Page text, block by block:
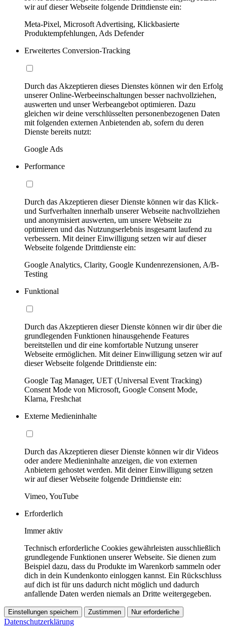
wir auf dieser Webseite folgende Drittdienste ein:
Meta-Pixel, Microsoft Advertising, Klickbasierte
Produktempfehlungen, Ads Defender
Erweitertes Conversion-Tracking
Durch das Akzeptieren dieses Dienstes können wir den Erfolg
unserer Online-Werbeeinschaltungen besser nachvollziehen,
auswerten und unser Werbeangebot optimieren. Dazu
gleichen wir deine verschlüsselten personenbezogenen Daten
mit folgenden externen Anbietenden ab, sofern du deren
Dienste bereits nutzt:
Google Ads
Performance
Durch das Akzeptieren dieser Dienste können wir das Klick-
und Surfverhalten innerhalb unserer Webseite nachvollziehen
und anonymisiert auswerten, um unsere Webseite zu
optimieren und das Nutzungserlebnis insgesamt laufend zu
verbessern. Mit deiner Einwilligung setzen wir auf dieser
Webseite folgende Drittdienste ein:
Google Analytics, Clarity, Google Kundenrezensionen, A/B-
Testing
Funktional
Durch das Akzeptieren dieser Dienste können wir dir über die
grundlegenden Funktionen hinausgehende Features
bereitstellen und dir eine komfortable Nutzung unserer
Webseite ermöglichen. Mit deiner Einwilligung setzen wir auf
dieser Webseite folgende Drittdienste ein:
Google Tag Manager, UET (Universal Event Tracking)
Consent Mode von Microsoft, Google Consent Mode,
Klarna, Freshchat
Externe Medieninhalte
Durch das Akzeptieren dieser Dienste können wir dir Videos
oder andere Medieninhalte anzeigen, die von externen
Anbietern gehostet werden. Mit deiner Einwilligung setzen
wir auf dieser Webseite folgende Drittdienste ein:
Vimeo, YouTube
Erforderlich
Immer aktiv
Technisch erforderliche Cookies gewährleisten ausschließlich
grundlegende Funktionen unserer Webseite. Sie dienen zum
Beispiel dazu, dass du Produkte im Warenkorb sammeln oder
dich in dein Kundenkonto einloggen kannst. Ein Rückschluss
auf dich ist für uns dadurch nicht möglich und dadurch
anfallende Daten werden niemals an Dritte weitergegeben.
Einstellungen speichern Zustimmen Nur erforderliche
Datenschutzerklärung